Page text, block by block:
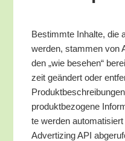
Bestimm­te Inhal­te, die
wer­den, stam­men von
den „wie bese­hen“
zeit geän­dert oder
pro­dukt­be­zo­ge­ne
te wer­den
Adver­tiz­ing API